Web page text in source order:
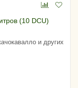
(10 DCU)
и других